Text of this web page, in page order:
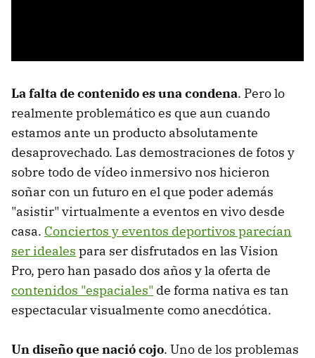
La falta de contenido es una condena. Pero lo
realmente problemático es que aun cuando
estamos ante un producto absolutamente
desaprovechado. Las demostraciones de fotos y
sobre todo de vídeo inmersivo nos hicieron
soñar con un futuro en el que poder además
"asistir" virtualmente a eventos en vivo desde
casa. Conciertos y eventos deportivos parecían
ser ideales para ser disfrutados en las Vision
Pro, pero han pasado dos años y la oferta de
contenidos "espaciales" de forma nativa es tan
espectacular visualmente como anecdótica.
Un diseño que nació cojo. Uno de los problemas